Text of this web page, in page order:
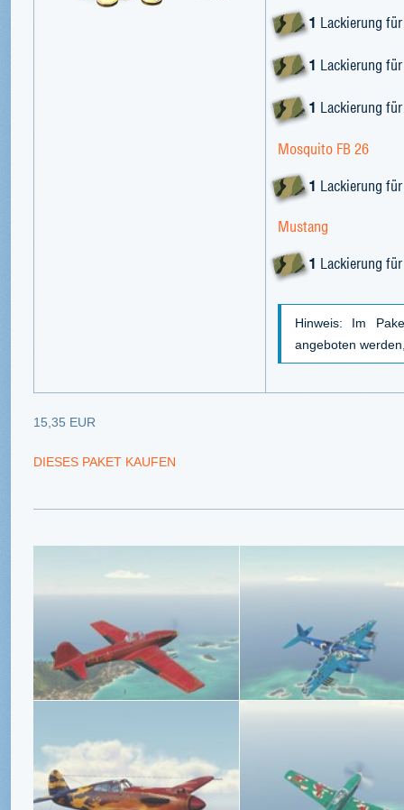
1 Lackierung
1 Lackierung
1 Lackierung
Mosquito FB 26
1 Lackierung
Mustang
1 Lackierung
Hinweis: Im
angeboten
15,35 EUR
DIESES PAKET KAUFEN